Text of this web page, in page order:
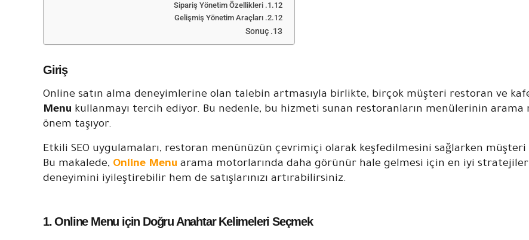
Sipariş Yönetim Özellikleri
Gelişmiş Yönetim Araçları
Sonuç
Giriş
Online satın alma deneyimlerine olan talebin artmasıyla birlikte, birçok müşteri restoran ve
Menu kullanmayı tercih ediyor. Bu nedenle, bu hizmeti sunan restoranların menülerinin
önem taşıyor.
Etkili SEO uygulamaları, restoran menünüzün çevrimiçi olarak keşfedilmesini sağlarken
Bu makalede, Online Menu arama motorlarında daha görünür hale gelmesi için en iyi
deneyimini iyileştirebilir hem de satışlarınızı artırabilirsiniz.
1. Online Menu için Doğru Anahtar Kelimeleri Seçmek